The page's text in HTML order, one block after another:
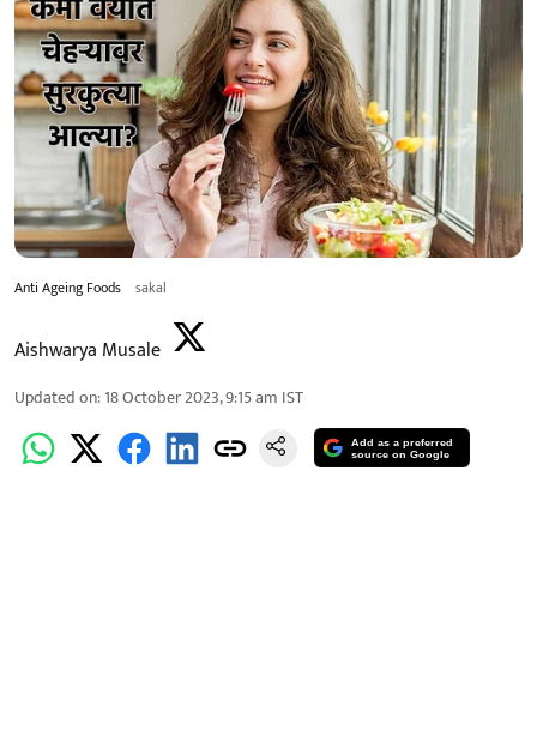
Anti Ageing Foods sakal
Aishwarya Musale
Updated on:18 October 2023, 9:15 am IST
Add as a preferred
source on Google